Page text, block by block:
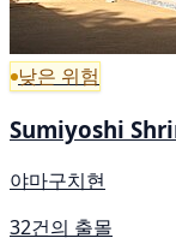
낮은 위험
Sumiyoshi
야마구치현
32건의 출몰